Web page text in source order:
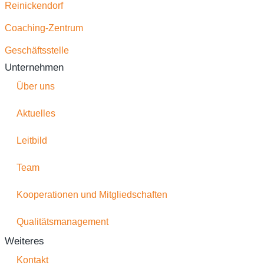
Reinickendorf
Coaching-Zentrum
Geschäftsstelle
Unternehmen
Über uns
Aktuelles
Leitbild
Team
Kooperationen und Mitgliedschaften
Qualitätsmanagement
Weiteres
Kontakt